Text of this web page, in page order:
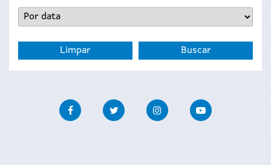
FacebookTwitter InstagramYoutube